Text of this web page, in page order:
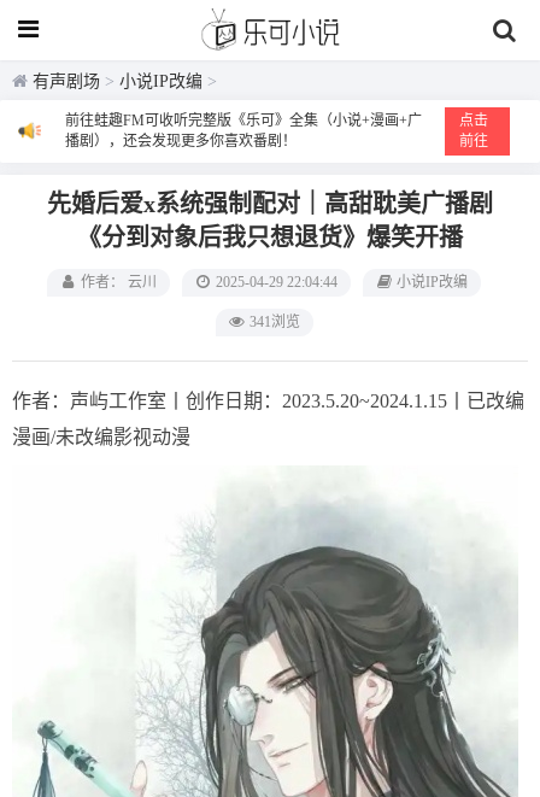
有声剧场 > 小说IP改编 >
前往蛙趣FM可收听完整版《乐可》全集（小说+漫画+广
播剧），还会发现更多你喜欢番剧！
点击
前往
先婚后爱x系统强制配对｜高甜耽美广播剧
《分到对象后我只想退货》爆笑开播
作者： 云川 2025-04-29 22:04:44 小说IP改编
341浏览
作者：声屿工作室丨创作日期：2023.5.20~2024.1.15丨已改编
漫画/未改编影视动漫